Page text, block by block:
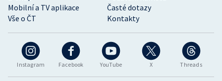
Instagram Facebook YouTube X Threads
Mobilní a TV aplikace
Časté dotazy
Vše o ČT
Kontakty